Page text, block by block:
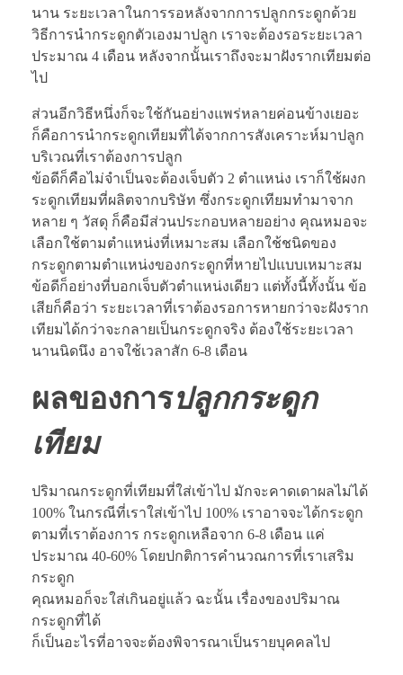
นาน ระยะเวลาในการรอหลังจากการปลูกกระดูกด้วย
วิธีการนำกระดูกตัวเองมาปลูก เราจะต้องรอระยะเวลา
ประมาณ 4 เดือน หลังจากนั้นเราถึงจะมาฝังรากเทียมต่อ
ไป
ส่วนอีกวิธีหนึ่งก็จะใช้กันอย่างแพร่หลายค่อนข้างเยอะ
ก็คือการนำกระดูกเทียมที่ได้จากการสังเคราะห์มาปลูก
บริเวณที่เราต้องการปลูก
ข้อดีก็คือไม่จำเป็นจะต้องเจ็บตัว 2 ตำแหน่ง เราก็ใช้ผงก
ระดูกเทียมที่ผลิตจากบริษัท ซึ่งกระดูกเทียมทำมาจาก
หลาย ๆ วัสดุ ก็คือมีส่วนประกอบหลายอย่าง คุณหมอจะ
เลือกใช้ตามตำแหน่งที่เหมาะสม เลือกใช้ชนิดของ
กระดูกตามตำแหน่งของกระดูกที่หายไปแบบเหมาะสม
ข้อดีก็อย่างที่บอกเจ็บตัวตำแหน่งเดียว แต่ทั้งนี้ทั้งนั้น ข้อ
เสียก็คือว่า ระยะเวลาที่เราต้องรอการหายกว่าจะฝังราก
เทียมได้กว่าจะกลายเป็นกระดูกจริง ต้องใช้ระยะเวลา
นานนิดนึง อาจใช้เวลาสัก 6-8 เดือน
ผลของการปลูกกระดูก
เทียม
ปริมาณกระดูกที่เทียมที่ใส่เข้าไป มักจะคาดเดาผลไม่ได้
100% ในกรณีที่เราใส่เข้าไป 100% เราอาจจะได้กระดูก
ตามที่เราต้องการ กระดูกเหลือจาก 6-8 เดือน แค่
ประมาณ 40-60% โดยปกติการคำนวณการที่เราเสริม
กระดูก
คุณหมอก็จะใส่เกินอยู่แล้ว ฉะนั้น เรื่องของปริมาณ
กระดูกที่ได้
ก็เป็นอะไรที่อาจจะต้องพิจารณาเป็นรายบุคคลไป